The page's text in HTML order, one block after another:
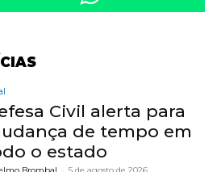
Civil alerta para
de tempo em
o estado